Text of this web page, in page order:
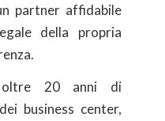
partner affidabile
della propria
oltre 20 anni di
business center,